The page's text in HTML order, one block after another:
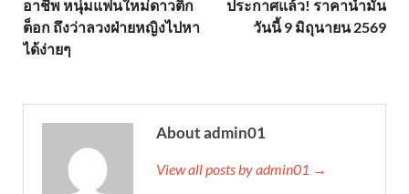
อาชีพ หนุ่มแฟนใหม่ดาวติ๊ก
ต็อก ถึงว่าลวงฝ่ายหญิงไปหา
ได้ง่ายๆ
ประกาศแล้ว! ราคาน้ำมัน
วันนี้ 9 มิถุนายน 2569
About admin01
View all posts by admin01 →